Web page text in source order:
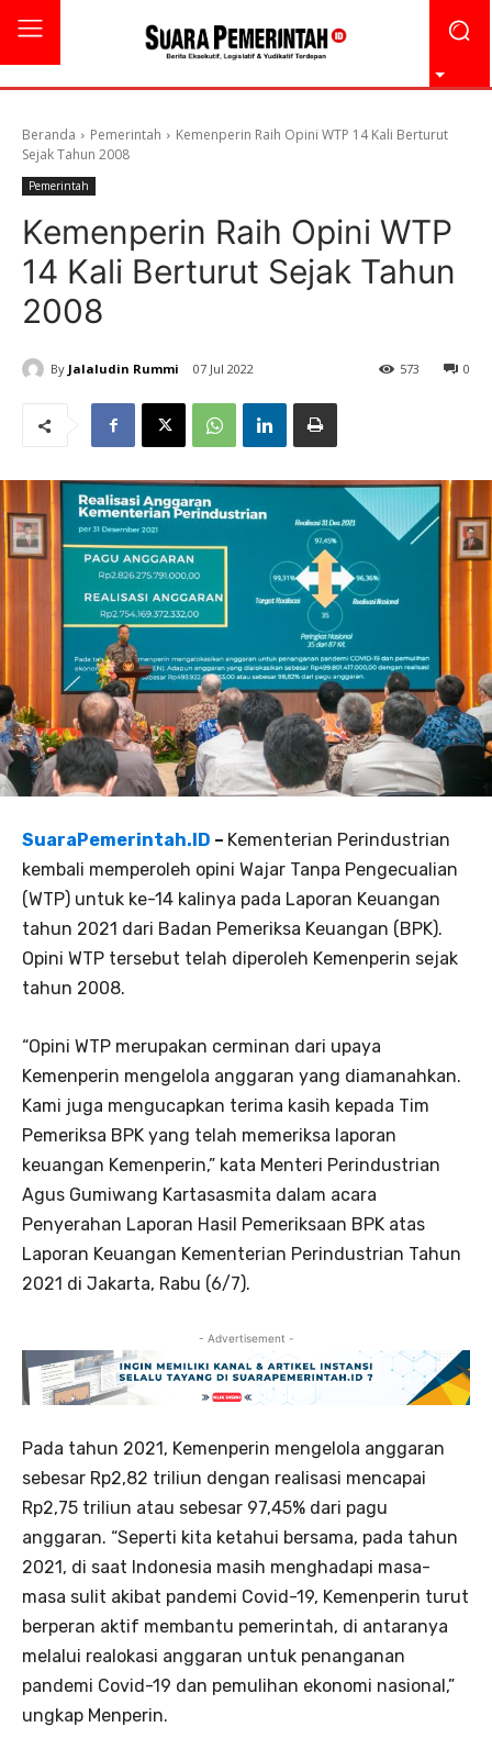
Beranda Pemerintah
Kemenperin Raih Opini WTP 14 Kali Berturut
Sejak Tahun 2008
Pemerintah
Kemenperin Raih Opini WTP
14 Kali Berturut Sejak Tahun
2008
By Jalaludin Rummi 07 Jul 2022 0
573
SuaraPemerintah.ID – Kementerian Perindustrian
kembali memperoleh opini Wajar Tanpa Pengecualian
(WTP) untuk ke-14 kalinya pada Laporan Keuangan
tahun 2021 dari Badan Pemeriksa Keuangan (BPK).
Opini WTP tersebut telah diperoleh Kemenperin sejak
tahun 2008.
“Opini WTP merupakan cerminan dari upaya
Kemenperin mengelola anggaran yang diamanahkan.
Kami juga mengucapkan terima kasih kepada Tim
Pemeriksa BPK yang telah memeriksa laporan
keuangan Kemenperin,” kata Menteri Perindustrian
Agus Gumiwang Kartasasmita dalam acara
Penyerahan Laporan Hasil Pemeriksaan BPK atas
Laporan Keuangan Kementerian Perindustrian Tahun
2021 di Jakarta, Rabu (6/7).
- Advertisement -
Pada tahun 2021, Kemenperin mengelola anggaran
sebesar Rp2,82 triliun dengan realisasi mencapai
Rp2,75 triliun atau sebesar 97,45% dari pagu
anggaran. “Seperti kita ketahui bersama, pada tahun
2021, di saat Indonesia masih menghadapi masa-
masa sulit akibat pandemi Covid-19, Kemenperin turut
berperan aktif membantu pemerintah, di antaranya
melalui realokasi anggaran untuk penanganan
pandemi Covid-19 dan pemulihan ekonomi nasional,”
ungkap Menperin.